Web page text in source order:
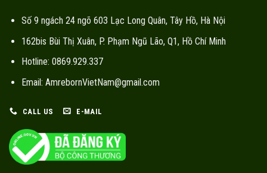
Số 9 ngách 24 ngõ 603 Lạc Long Quân, Tây Hồ, Hà Nội
162bis Bùi Thị Xuân, P. Phạm Ngũ Lão, Q1, Hồ Chí Minh
Hotline: 0869.929.337
Email: AmrebornVietNam@gmail.com
CALL US E-MAIL